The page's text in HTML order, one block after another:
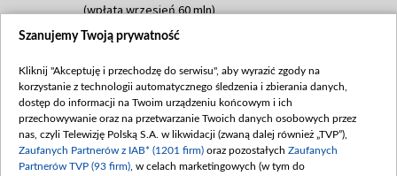
(wpłata wrzesień 60 mln)
Dofinansowanie 635 783 051,21 PLN
(wpłata wrzesień 100 mln, październik 350
mln, listopad 265 mln)
Dofinansowanie 48 862 000,00 PLN
Data podpisania umowy: GRUDZIEŃ 2025
(wpłata grudzień 60,548 mln)
Szanujemy Twoją prywatność
Kliknij "Akceptuję i przechodzę do serwisu", aby wyrazić zgody na
korzystanie z technologii automatycznego śledzenia i zbierania danych,
dostęp do informacji na Twoim urządzeniu końcowym i ich
przechowywanie oraz na przetwarzanie Twoich danych osobowych przez
nas, czyli Telewizję Polską S.A. w likwidacji (zwaną dalej również „TVP”),
Zaufanych Partnerów z IAB* (1201 firm) oraz pozostałych Zaufanych
Partnerów TVP (93 firm) , w celach marketingowych (w tym do